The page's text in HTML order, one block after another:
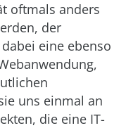
oftmals anders
der
eine ebenso
uns einmal an
die eine IT-